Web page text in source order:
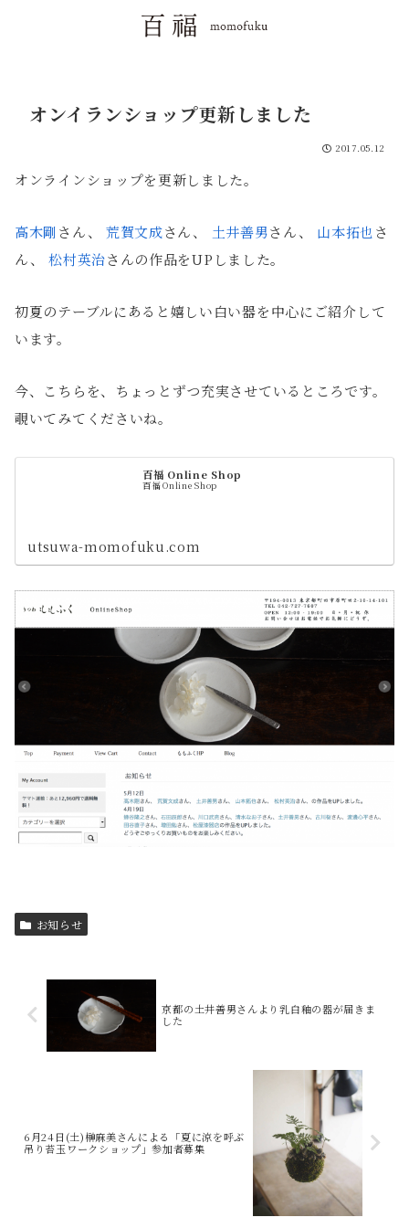
オンイランショップ更新しました
2017.05.12
オンラインショップを更新しました。
高木剛さん、 荒賀文成さん、 土井善男さん、 山本拓也 さ
ん、松村英治さんの作品をUPしました。
初夏のテーブルにあると嬉しい白い器を中心にご紹介して
います。
今、こちらを、ちょっとずつ充実させているところです。
覗いてみてくださいね。
百福 Online Shop
百福 Online Shop
utsuwa-momofuku.com
お知らせ
京都の土井善男さんより乳白釉の器が届きま
した
6月24日(土)榊麻美さんによる「夏に涼を呼ぶ
吊り苔玉ワークショップ」参加者募集